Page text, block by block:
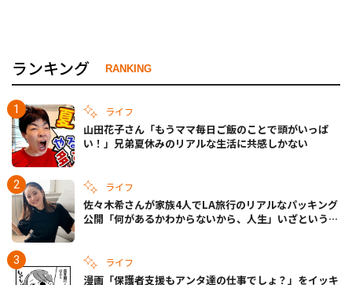
ランキング RANKING
ライフ
山田花子さん「もうママ毎日ご飯のことで頭がいっぱ
い！」兄弟夏休みのリアルな生活に共感しかない
ライフ
佐々木希さんが家族4人でLA旅行のリアルなパッキング
公開「何があるかわからないから、人生」いざというと
ライフ
漫画「保護者支援もアンタ達の仕事でしょ？」をイッキ